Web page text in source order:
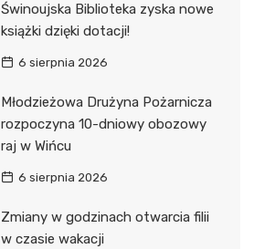
Świnoujska Biblioteka zyska nowe
książki dzięki dotacji!
6 sierpnia 2026
Młodzieżowa Drużyna Pożarnicza
rozpoczyna 10-dniowy obozowy
raj w Wińcu
6 sierpnia 2026
Zmiany w godzinach otwarcia filii
w czasie wakacji